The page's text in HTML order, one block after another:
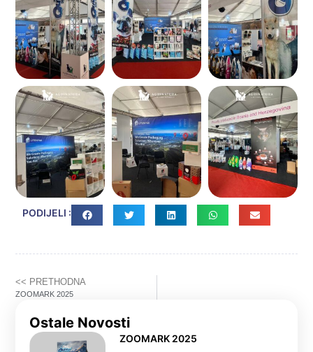
PODIJELI :
<< PRETHODNA
ZOOMARK 2025
Ostale Novosti
ZOOMARK 2025